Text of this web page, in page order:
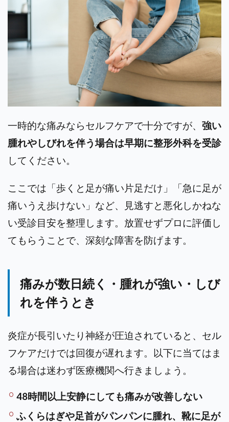
一時的な痛みならセルフケアで十分ですが、 強い
腫れやしびれを伴う場合は早期に整形外科を受診
してください。
ここでは「歩くと足が痛い片足だけ」「急に足が
痛いうえ歩けない」など、見逃すと悪化しかねな
い受診目安を整理します。放置せずプロに評価し
てもらうことで、深刻な障害を防げます。
痛みが数日続く・腫れが強い・しび
れを伴うとき
炎症が長引いたり神経が圧迫されていると、セル
フケアだけでは回復が遅れます。以下に当てはま
る場合は迷わず医療機関へ行きましょう。
48時間以上安静にしても痛みが改善しない
ふくらはぎや足首がパンパンに腫れ、靴に足が